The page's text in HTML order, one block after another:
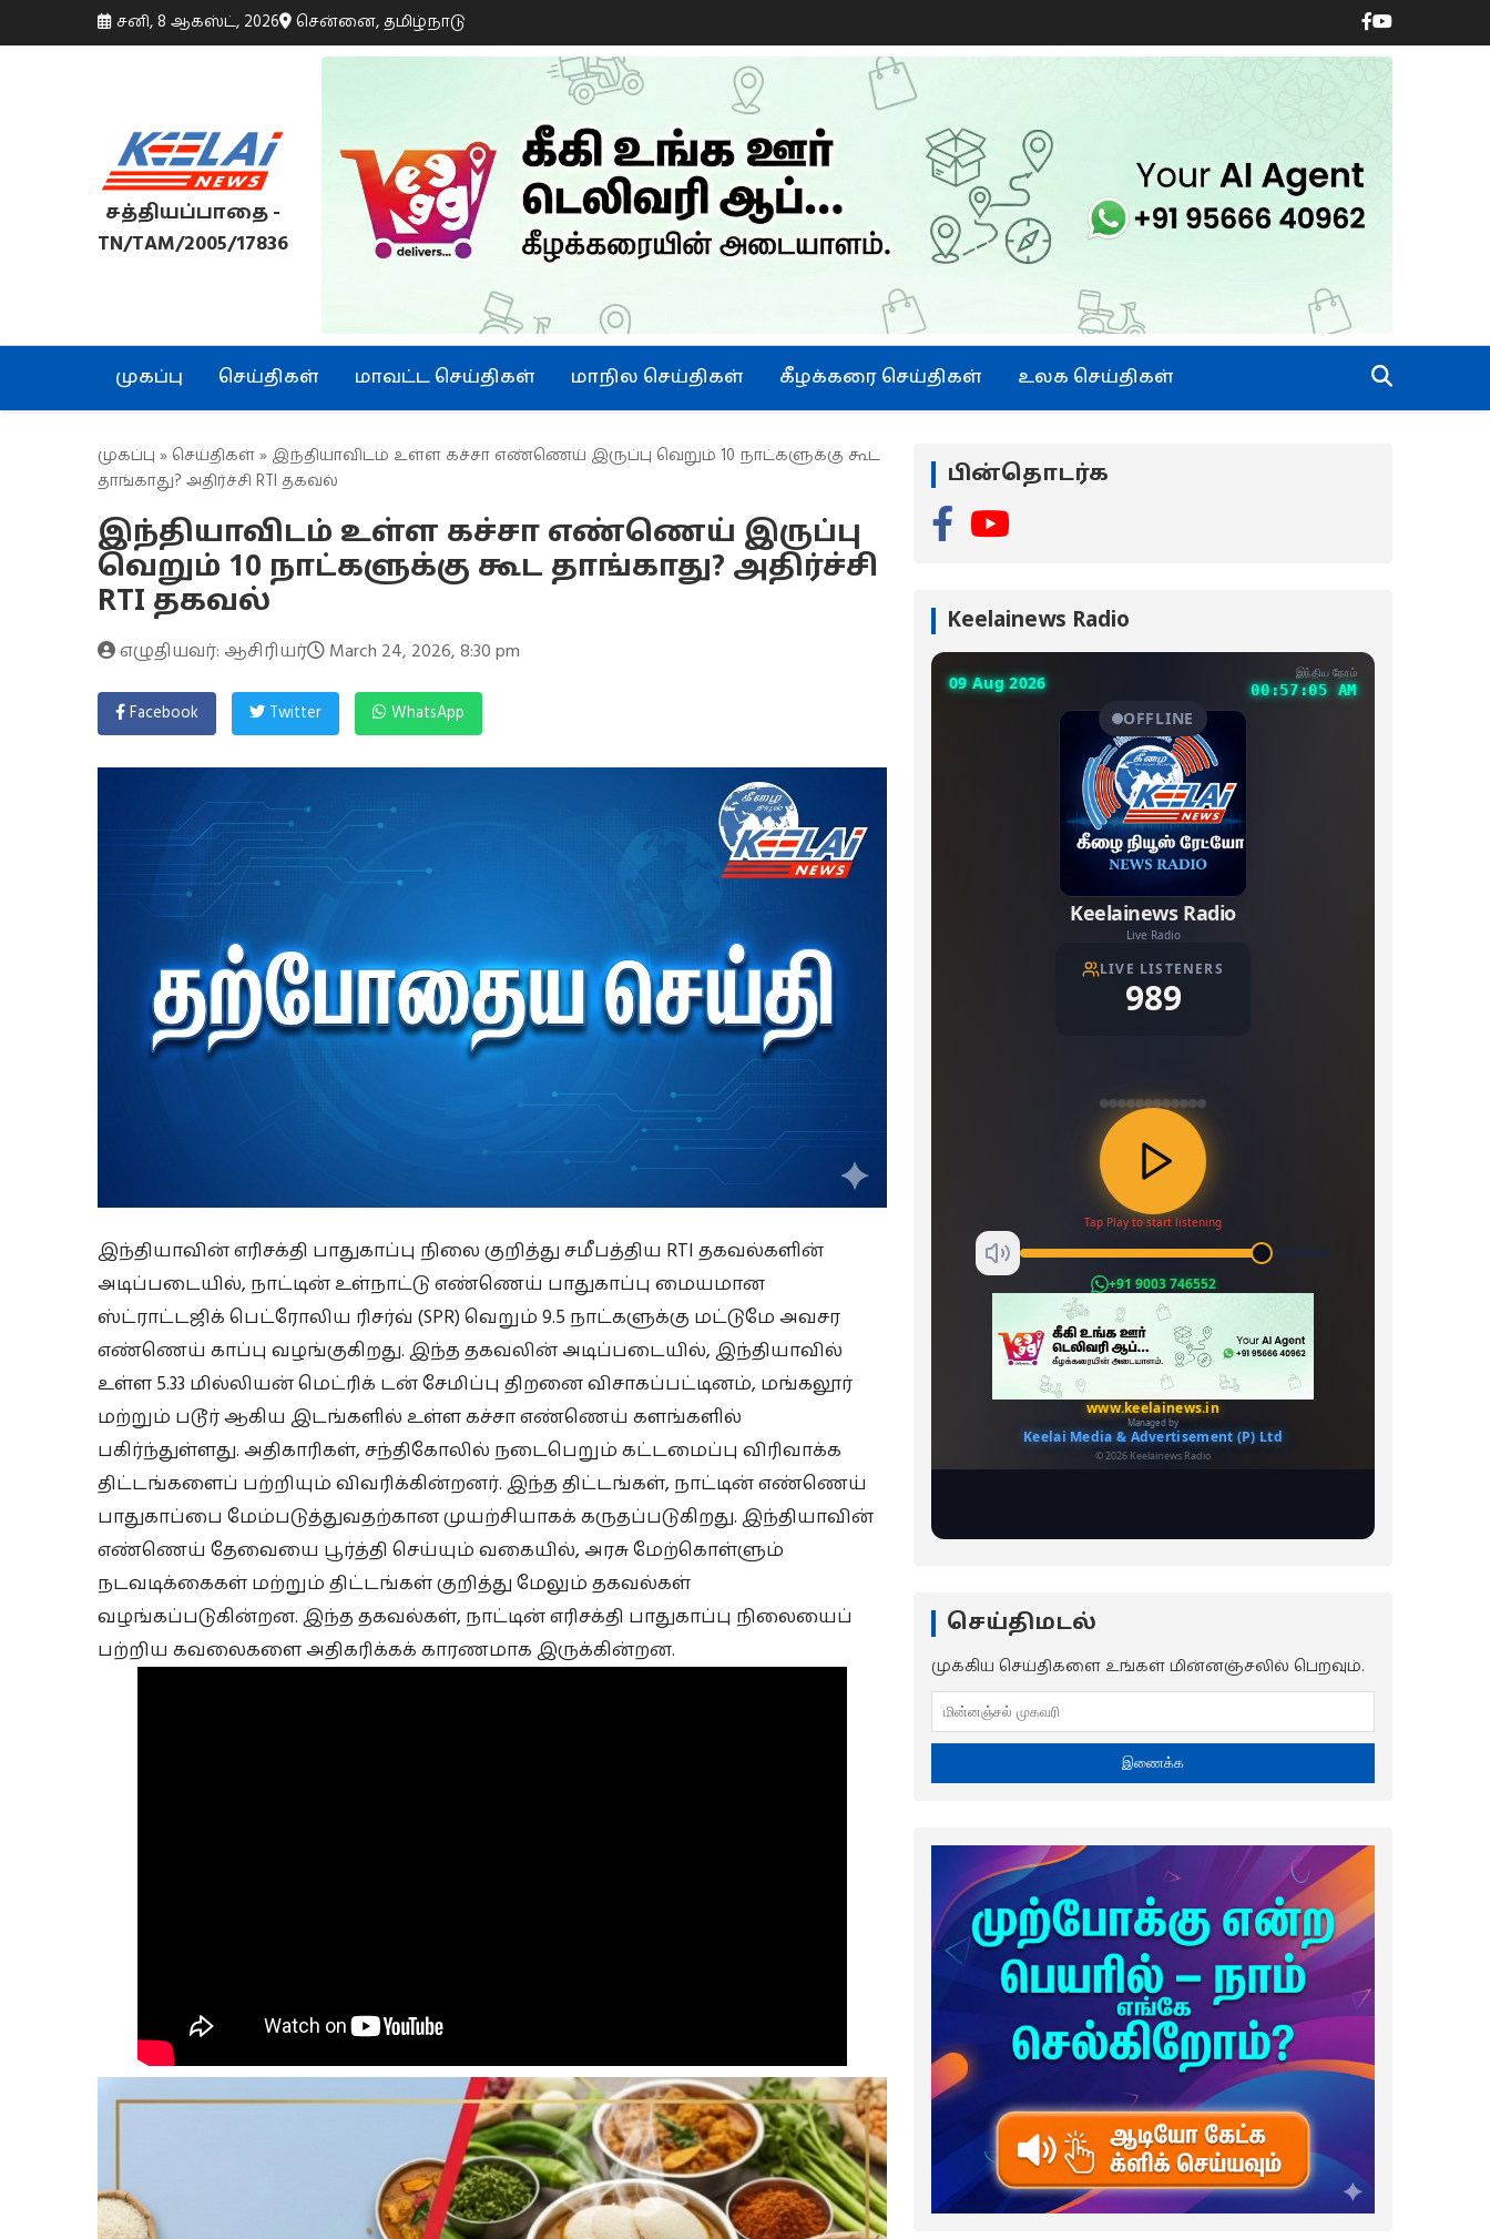
சனி, 8 ஆகஸ்ட், 2026 சென்னை, தமிழ்நாடு
சத்தியப்பாதை -
TN/TAM/2005/17836
முகப்பு செய்திகள் மாவட்ட செய்திகள் மாநில செய்திகள் கீழக்கரை செய்திகள் உலக செய்திகள்
முகப்பு » செய்திகள் » இந்தியாவிடம் உள்ள கச்சா எண்ணெய் இருப்பு வெறும் 10 நாட்களுக்கு கூட
தாங்காது? அதிர்ச்சி RTI தகவல்
இந்தியாவிடம் உள்ள கச்சா எண்ணெய் இருப்பு
வெறும் 10 நாட்களுக்கு கூட தாங்காது? அதிர்ச்சி
RTI தகவல்
எழுதியவர்: ஆசிரியர் March 24, 2026, 8:30 pm
Facebook Twitter WhatsApp
இந்தியாவின் எரிசக்தி பாதுகாப்பு நிலை குறித்து சமீபத்திய RTI தகவல்களின்
அடிப்படையில், நாட்டின் உள்நாட்டு எண்ணெய் பாதுகாப்பு மையமான
ஸ்ட்ராட்டஜிக் பெட்ரோலிய ரிசர்வ் (SPR) வெறும் 9.5 நாட்களுக்கு மட்டுமே அவசர
எண்ணெய் காப்பு வழங்குகிறது. இந்த தகவலின் அடிப்படையில், இந்தியாவில்
உள்ள 5.33 மில்லியன் மெட்ரிக் டன் சேமிப்பு திறனை விசாகப்பட்டினம், மங்கலூர்
மற்றும் படூர் ஆகிய இடங்களில் உள்ள கச்சா எண்ணெய் களங்களில்
பகிர்ந்துள்ளது. அதிகாரிகள், சந்திகோலில் நடைபெறும் கட்டமைப்பு விரிவாக்க
திட்டங்களைப் பற்றியும் விவரிக்கின்றனர். இந்த திட்டங்கள், நாட்டின் எண்ணெய்
பாதுகாப்பை மேம்படுத்துவதற்கான முயற்சியாகக் கருதப்படுகிறது. இந்தியாவின்
எண்ணெய் தேவையை பூர்த்தி செய்யும் வகையில், அரசு மேற்கொள்ளும்
நடவடிக்கைகள் மற்றும் திட்டங்கள் குறித்து மேலும் தகவல்கள்
வழங்கப்படுகின்றன. இந்த தகவல்கள், நாட்டின் எரிசக்தி பாதுகாப்பு நிலையைப்
பற்றிய கவலைகளை அதிகரிக்கக் காரணமாக இருக்கின்றன.
பின்தொடர்க
Keelainews Radio
செய்திமடல்
முக்கிய செய்திகளை உங்கள் மின்னஞ்சலில் பெறவும்.
இணைக்க